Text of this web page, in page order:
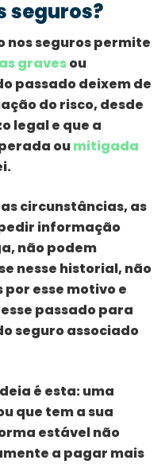
seguros?
nos seguros permite
gravesou
passado deixem de
do risco, desde
legal e que a
oumitigada
circunstâncias, as
informação
não podem
nesse historial, não
esse motivo e
passado para
seguro associado
é esta: uma
que tem a sua
estável não
a pagar mais